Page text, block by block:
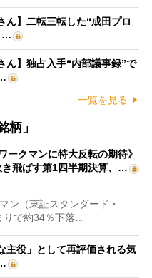
ん】二転三転した“成田プロ
…
ん】独占入手“内部議事録”で
一覧を見る
柄」
ークマンに特大反転の期待》
飛ばす第1四半期決算、…
ン（東証スタンダード・
りで約34％下落…
主役」として再評価される気